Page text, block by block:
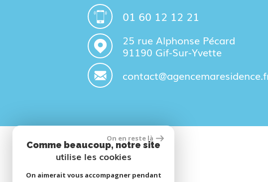
01 60 12 12 21
25 rue Alphonse Pécard
91190 Gif-Sur-Yvette
Adhérents
On en reste là
Comme beaucoup, notre site
utilise les cookies
On aimerait vous accompagner pendant